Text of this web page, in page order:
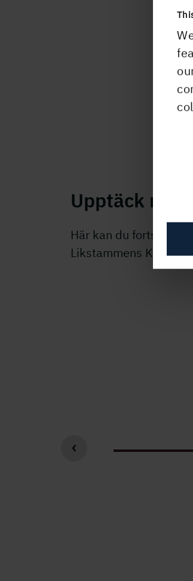
Upptäck mer
Här kan du fortsätta
Likstammens